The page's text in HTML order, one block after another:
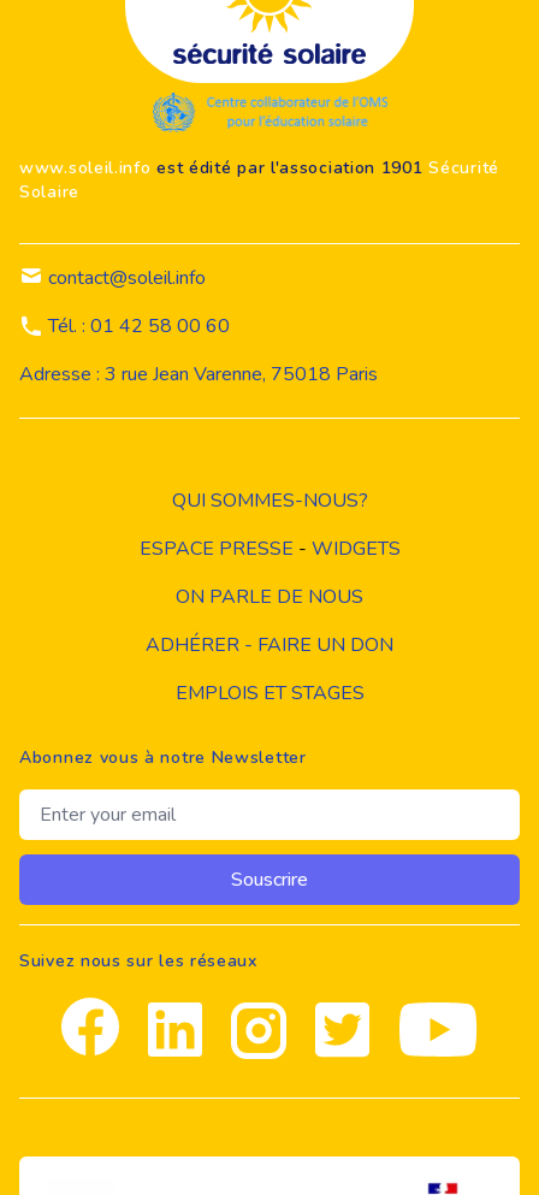
www.soleil.info est édité par l'association 1901Sécurité
Solaire
contact@soleil.info
Tél. : 01 42 58 00 60
Adresse : 3 rue Jean Varenne, 75018 Paris
QUI SOMMES-NOUS?
ESPACE PRESSE - WIDGETS
ON PARLE DE NOUS
ADHÉRER - FAIRE UN DON
EMPLOIS ET STAGES
Abonnez vous à notre Newsletter
Email address
Souscrire
Suivez nous sur les réseaux
Facebook Linkedin Instagram Twitter youtube